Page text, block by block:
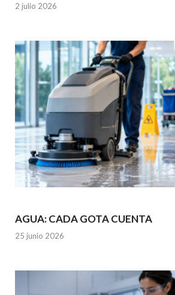
2 julio 2026
AGUA: CADA GOTA CUENTA
25 junio 2026